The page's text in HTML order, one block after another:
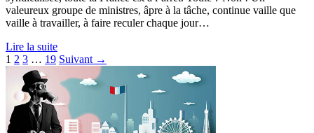
valeureux groupe de ministres, âpre à la tâche, continue vaille que
vaille à travailler, à faire reculer chaque jour…
Lire la suite
Pagination
des
publications
1 2 3 … 19 Suivant →